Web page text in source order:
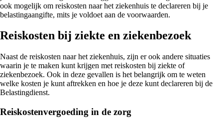
ook mogelijk om reiskosten naar het ziekenhuis te declareren bij je
belastingaangifte, mits je voldoet aan de voorwaarden.
Reiskosten bij ziekte en ziekenbezoek
Naast de reiskosten naar het ziekenhuis, zijn er ook andere situaties
waarin je te maken kunt krijgen met reiskosten bij ziekte of
ziekenbezoek. Ook in deze gevallen is het belangrijk om te weten
welke kosten je kunt aftrekken en hoe je deze kunt declareren bij de
Belastingdienst.
Reiskostenvergoeding in de zorg